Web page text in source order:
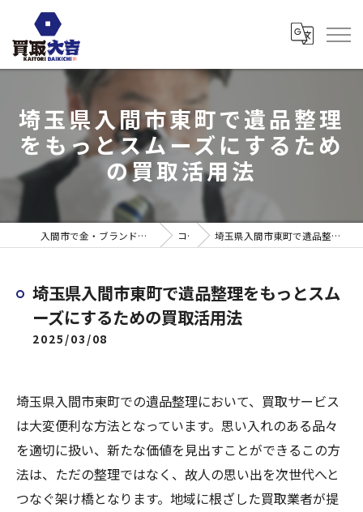
埼玉県入間市東町で遺品整理
をもっとスムーズにするため
の買取活用法
入間市で金・ブランド売るなら買取大吉 ウエスタ武蔵藤沢店 コラム 埼玉県入間市東町で遺品整理をもっとスムーズにするための買取活用法
埼玉県入間市東町で遺品整理をもっとスム
ーズにするための買取活用法
2025/03/08
埼玉県入間市東町での遺品整理において、買取サービス
は大変便利な方法となっています。思い入れのある品々
を適切に扱い、新たな価値を見出すことができるこの方
法は、ただの整理ではなく、故人の思い出を次世代へと
つなぐ架け橋となります。地域に根ざした買取業者が提